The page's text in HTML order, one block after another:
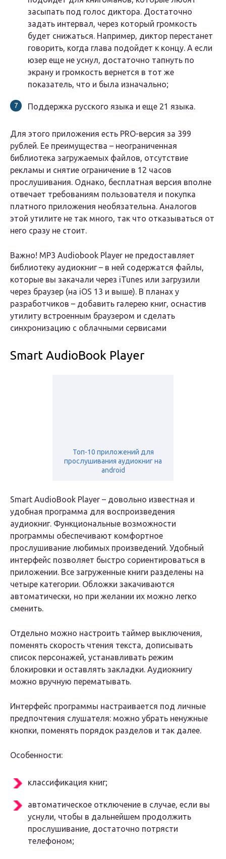
засыпать под голос диктора. Достаточно
задать интервал, через который громкость
будет снижаться. Например, диктор перестанет
говорить, когда глава подойдет к концу. А если
юзер еще не уснул, достаточно тапнуть по
экрану и громкость вернется в тот же
показатель, что и была изначально;
Поддержка русского языка и еще 21 языка.
Для этого приложения есть PRO-версия за 399
рублей. Ее преимущества – неограниченная
библиотека загружаемых файлов, отсутствие
рекламы и снятие ограничение в 12 часов
прослушивания. Однако, бесплатная версия вполне
отвечает требованиям пользователя и покупка
платного приложения необязательна. Аналогов
этой утилите не так много, так что отказываться от
него сразу не стоит.
Важно! MP3 Audiobook Player не предоставляет
библиотеку аудиокниг – в ней содержатся файлы,
которые вы закачали через iTunes или загрузили
через браузер (на iOS 13 и выше). В планах у
разработчиков – добавить галерею книг, оснастив
утилиту встроенным браузером и сделать
синхронизацию с облачными сервисами
Smart AudioBook Player
Топ-10 приложений для
прослушивания аудиокниг на
android
Smart AudioBook Player – довольно известная и
удобная программа для воспроизведения
аудиокниг. Функциональные возможности
программы обеспечивают комфортное
прослушивание любимых произведений. Удобный
интерфейс позволяет быстро сориентироваться в
приложении. Все загруженные книги разделены на
четыре категории. Обложки закачиваются
автоматически, но при желании их можно легко
сменить.
Отдельно можно настроить таймер выключения,
поменять скорость чтения текста, дописывать
список персонажей, устанавливать режим
блокировки и оставлять закладки. Аудиокнигу
можно вручную перематывать.
Интерфейс программы настраивается под личные
предпочтения слушателя: можно убрать ненужные
кнопки, поменять порядок разделов и так далее.
Особенности:
классификация книг;
автоматическое отключение в случае, если вы
уснули, чтобы в дальнейшем продолжить
прослушивание, достаточно потрясти
телефоном;